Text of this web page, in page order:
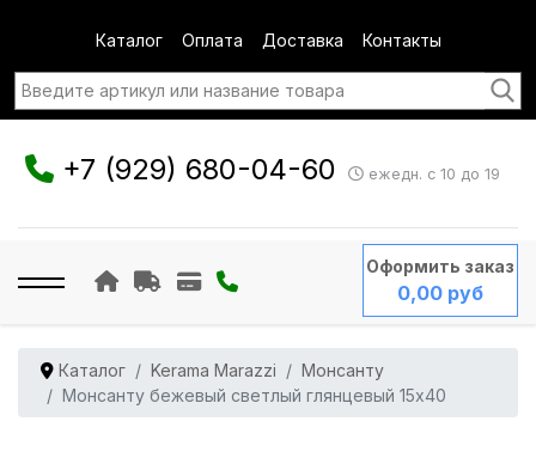
Каталог Оплата Доставка Контакты
+7 (929) 680-04-60 ежедн. с 10 до 19
Оформить заказ
0,00 руб
Каталог Kerama Marazzi
Монсанту
Монсанту бежевый светлый глянцевый 15x40